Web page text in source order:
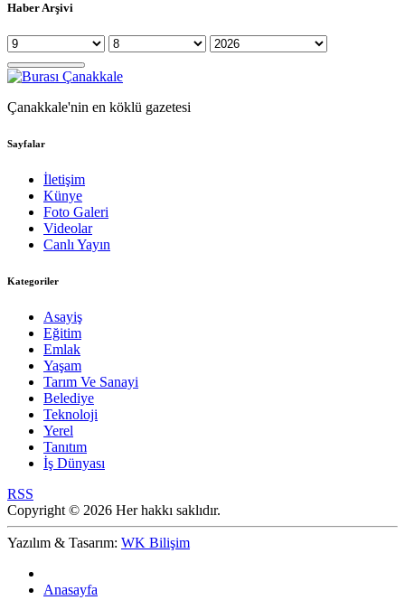
Haber Arşivi
Çanakkale'nin en köklü gazetesi
Sayfalar
İletişim
Künye
Foto Galeri
Videolar
Canlı Yayın
Kategoriler
Asayiş
Eğitim
Emlak
Yaşam
Tarım Ve Sanayi
Belediye
Teknoloji
Yerel
Tanıtım
İş Dünyası
RSS
Copyright © 2026 Her hakkı saklıdır.
Yazılım & Tasarım: WK Bilişim
Anasayfa